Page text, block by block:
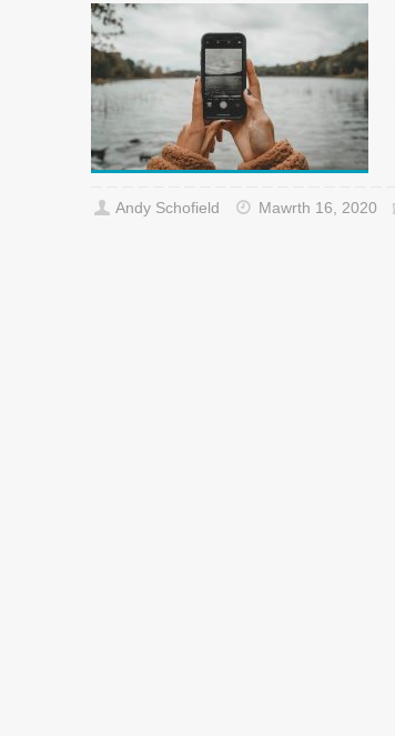
Andy Schofield Mawrth 16, 2020